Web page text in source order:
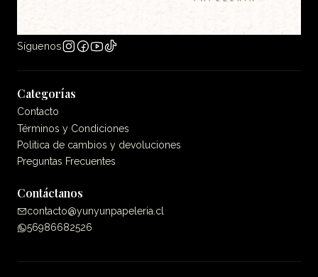
Síguenos
Categorías
Contacto
Términos y Condiciones
Politica de cambios y devoluciones
Preguntas Frecuentes
Contáctanos
contacto@yunyunpapeleria.cl
56986682526